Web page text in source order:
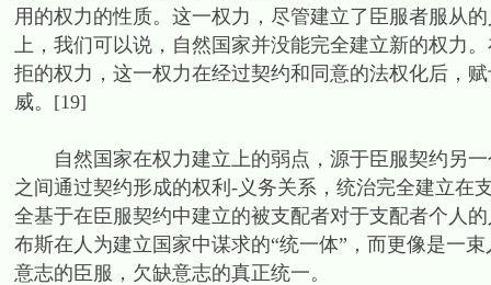
用的权力的性质。这一权力，尽管建立了臣服者服从
上，我们可以说，自然国家并没能完全建立新的权力
拒的权力，这一权力在经过契约和同意的法权化后，
威。[19]
自然国家在权力建立上的弱点，源于臣服契约另一
之间通过契约形成的权利-义务关系，统治完全建立在
全基于在臣服契约中建立的被支配者对于支配者个人
布斯在人为建立国家中谋求的“统一体”，而更像是一
意志的臣服，欠缺意志的真正统一。